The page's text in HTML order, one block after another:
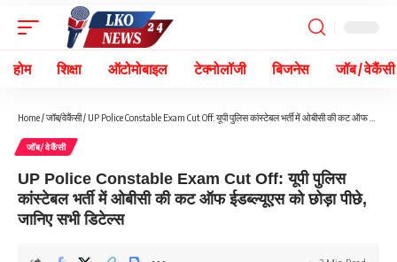
होम शिक्षा ऑटोमोबाइल टेक्नोलॉजी बिजनेस जॉब / वेकैंसी
Home/जॉब/वेकैंसी/ UP Police Constable Exam Cut Off: यूपी पुलिस कांस्टेबल भर्ती में ओबीसी की कट ऑफ ईडब्ल्यूएस को छोड़ा पीछे, जानिए सभी डिटेल्स
जॉब/वेकैंसी
UP Police Constable Exam Cut Off: यूपी पुलिस
कांस्टेबल भर्ती में ओबीसी की कट ऑफ ईडब्ल्यूएस को छोड़ा पीछे,
जानिए सभी डिटेल्स